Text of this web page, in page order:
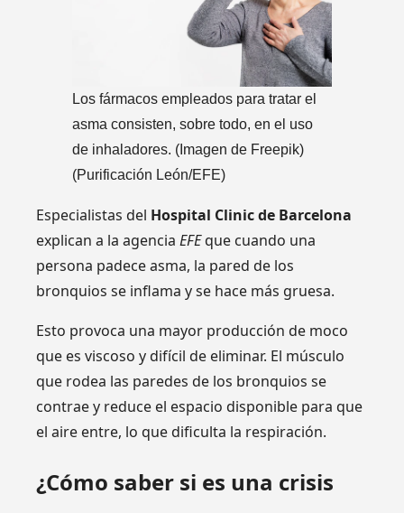
Los fármacos empleados para tratar el
asma consisten, sobre todo, en el uso
de inhaladores. (Imagen de Freepik)
(Purificación León/EFE)
Especialistas del Hospital Clinic de Barcelona
explican a la agenciaEFEque cuando una
persona padece asma, la pared de los
bronquios se inflama y se hace más gruesa.
Esto provoca una mayor producción de moco
que es viscoso y difícil de eliminar. El músculo
que rodea las paredes de los bronquios se
contrae y reduce el espacio disponible para que
el aire entre, lo que dificulta la respiración.
¿Cómo saber si es una crisis